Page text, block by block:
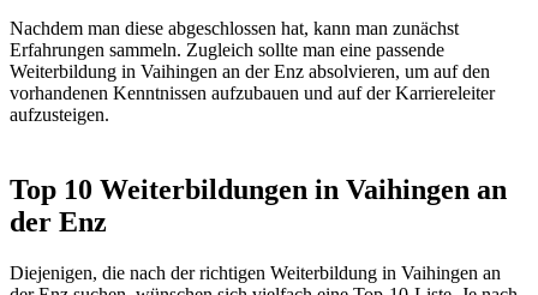
Nachdem man diese abgeschlossen hat, kann man zunächst
Erfahrungen sammeln. Zugleich sollte man eine passende
Weiterbildung in Vaihingen an der Enz absolvieren, um auf den
vorhandenen Kenntnissen aufzubauen und auf der Karriereleiter
aufzusteigen.
Top 10 Weiterbildungen in Vaihingen an
der Enz
Diejenigen, die nach der richtigen Weiterbildung in Vaihingen an